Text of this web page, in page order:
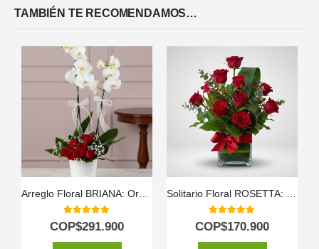
TAMBIÉN TE RECOMENDAMOS…
5.00out of 5
COP$291.900 5.00out of 5
COP$170.900